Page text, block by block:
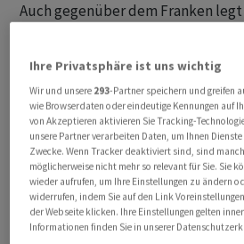
Auch gegenüber dem Franken
USD/CHF hat sich nach dem
2015 leicht erholt und wird
der Marke von 0,86 gehandelt.
Greenback 0,8604 Franken nach
Morgen.
Im Verlauf der Woche hat der
Dollar um etwa drei Cent
Ihre Privatsphäre ist uns wichtig
Wir und unsere 293-Partner speichern und greifen
wie Browserdaten oder eindeutige Kennungen auf
von Akzeptieren aktivieren Sie Tracking-
unsere Partner verarbeiten Daten, um Ihnen
Zwecke. Wenn Tracker deaktiviert sind, sind
möglicherweise nicht mehr so relevant für Sie. Sie
wieder aufrufen, um Ihre Einstellungen zu ändern
widerrufen, indem Sie auf den Link
der Webseite klicken. Ihre Einstellungen gelten
Informationen finden Sie in unserer